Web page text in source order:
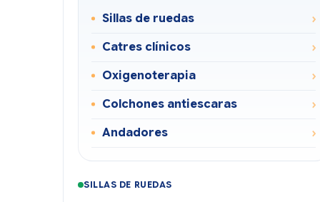
Sillas de ruedas
Catres clínicos
Oxigenoterapia
Colchones antiescaras
Andadores
SILLAS DE RUEDAS